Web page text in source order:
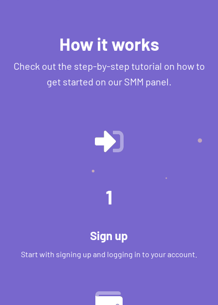
How it works
Check out the step-by-step tutorial on how to
get started on our SMM panel.
1
Sign up
Start with signing up and logging in to your account.